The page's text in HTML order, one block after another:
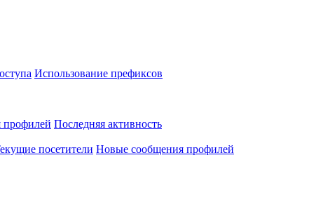
Использование префиксов
Последняя активность
посетители Новые сообщения профилей